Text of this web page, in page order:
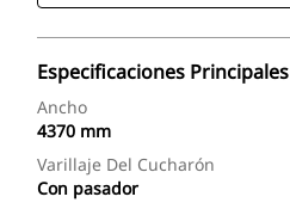
Especificaciones Principales
Ancho
4370 mm
Varillaje Del Cucharón
Con pasador